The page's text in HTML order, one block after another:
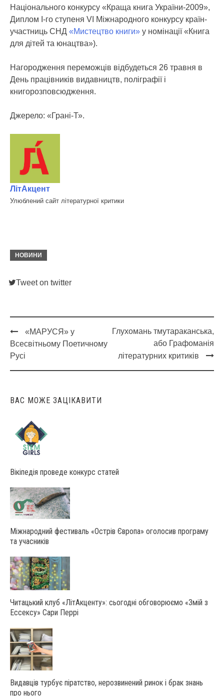
Національного конкурсу «Краща книга України-2009»,
Диплом І-го ступеня VІ Міжнародного конкурсу країн-
участниць СНД «Мистецтво книги» у номінації «Книга
для дітей та юнацтва»).
Нагородження переможців відбудеться 26 травня в
День працівників видавництв, поліграфії і
книгорозповсюдження.
Джерело: «Грані-Т».
ЛітАкцент
Улюблений сайт літературної критики
НОВИНИ
Tweet on twitter
Post
navigation
«МАРУСЯ» у
Всесвітньому Поетичному
Русі
Глухомань тмутараканська,
або Графоманія
літературних критиків
ВАС МОЖЕ ЗАЦІКАВИТИ
Вікіпедія проведе конкурс статей
Міжнародний фестиваль «Острів Європа» оголосив програму
та учасників
Читацький клуб «ЛітАкценту»: сьогодні обговорюємо «Змій з
Ессексу» Сари Перрі
Видавців турбує піратство, нерозвинений ринок і брак знань
про нього